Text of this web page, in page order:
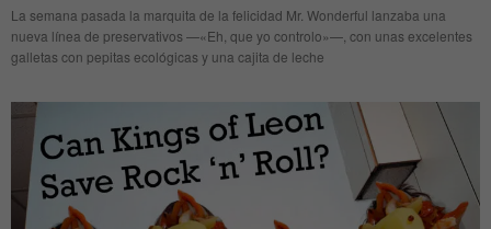
La semana pasada la marquita de la felicidad Mr. Wonderful lanzaba una
nueva línea de preservativos —«Eh, que yo controlo»—, con unas excelentes
galletas con pepitas ecológicas y una cajita de leche